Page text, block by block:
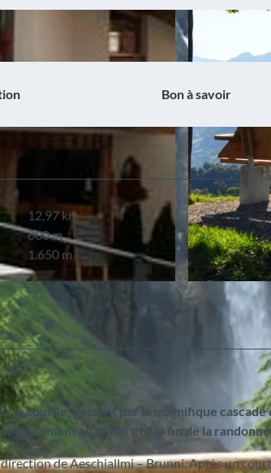
Bon à savoir
12,97 km
800 m
1.650 m
le souffle, passant par la magnifique
seulement au début et à la fin de la
de Aeschiallmi – Brunni. Après un